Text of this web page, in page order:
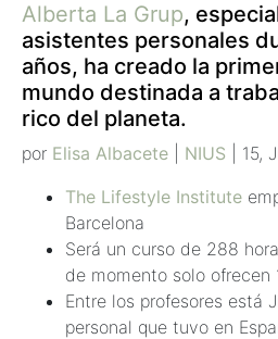
Alberta La Grup,
asistentes personales
años, ha creado la
mundo destinada a
rico del planeta.
por Elisa Albacete NIUS | 15,
The Lifestyle Institute
Barcelona
Será un curso de 288
de momento solo ofrecen
Entre los profesores está
personal que tuvo en